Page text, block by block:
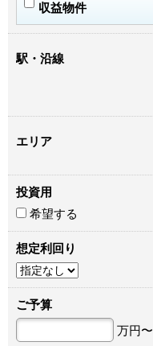
収益物件
駅・沿線
エリア
投資用
希望する
想定利回り
ご予算
万円